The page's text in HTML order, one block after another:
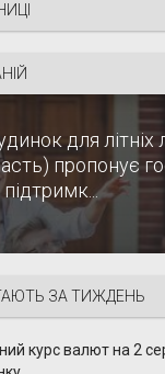
для літніх
пропонує
ЗА ТИЖДЕНЬ
курс валют на 2